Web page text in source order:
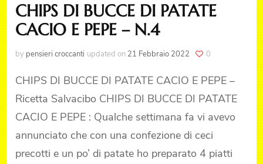
CHIPS DI BUCCE DI PATATE
CACIO E PEPE – N.4
by pensieri croccanti updated on 21 Febbraio 2022 0
CHIPS DI BUCCE DI PATATE CACIO E PEPE –
Ricetta Salvacibo CHIPS DI BUCCE DI PATATE
CACIO E PEPE : Qualche settimana fa vi avevo
annunciato che con una confezione di ceci
precotti e un po’ di patate ho preparato 4 piatti